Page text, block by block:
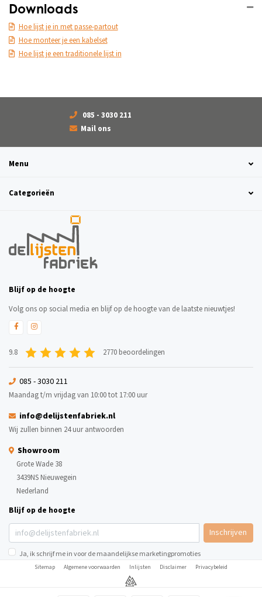
Downloads
Hoe lijst je in met passe-partout
Hoe monteer je een kabelset
Hoe lijst je een traditionele lijst in
085 - 3030 211
Mail ons
Menu
Categorieën
Blijf op de hoogte
Volg ons op social media en blijf op de hoogte van de laatste nieuwtjes!
9.8 2770 beoordelingen
085 - 3030 211
Maandag t/m vrijdag van 10:00 tot 17:00 uur
info@delijstenfabriek.nl
Wij zullen binnen 24 uur antwoorden
Showroom
Grote Wade 38
3439NS Nieuwegein
Nederland
Blijf op de hoogte
Inschrijven
Ja, ik schrijf me in voor de maandelijkse marketingpromoties
Sitemap Algemene voorwaarden Inlijsten Disclaimer Privacybeleid